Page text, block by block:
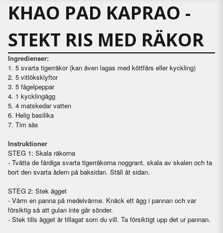
KHAO PAD KAPRAO -
STEKT RIS MED RÄKOR
Ingredienser:
1. 5 svarta tigerräkor (kan även lagas med köttfärs eller kyckling)
2. 5 vitlöksklyftor
3. 5 fågelpeppar
4. 1 kycklingägg
5. 4 matskedar vatten
6. Helig basilika
7. Tim sås
Instruktioner
STEG 1: Skala räkorna
- Tvätta de färdiga svarta tigerräkorna noggrant, skala av skalen och ta
bort den svarta ådern på baksidan. Ställ åt sidan.
STEG 2: Stek ägget
- Värm en panna på medelvärme. Knäck ett ägg i pannan och var
försiktig så att gulan inte går sönder.
- Stek tills ägget är tillagat som du vill. Ta försiktigt upp det ur pannan.